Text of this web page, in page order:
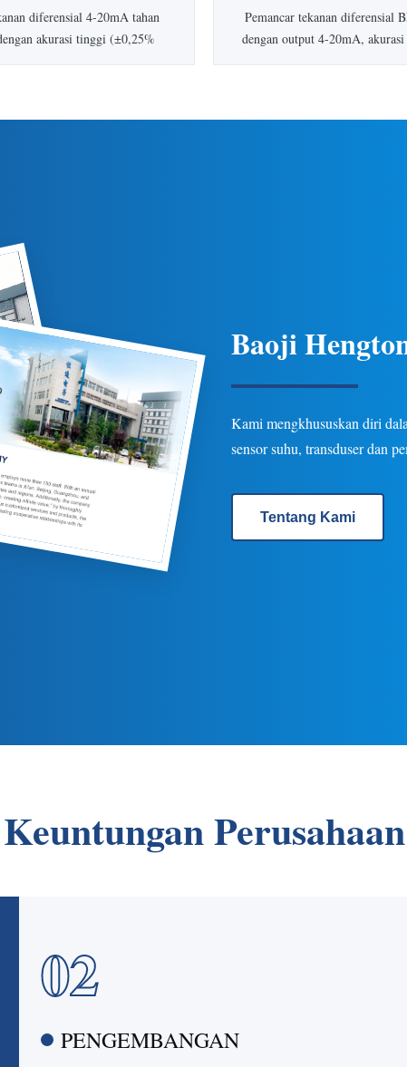
Akurasi Tinggi
diferensial 4-20mA tahan
akurasi tinggi (±0,25%
opsi keluaran/koneksi
Diferensial Air
Pemancar tekanan diferensial
dengan output 4-20mA,
industri minyak bumi, kimia,
Baoji
Kami mengkhususkan diri
sensor suhu, transduser dan
Tentang Kami
Keuntungan Perusahaan
02
PENGEMBANGAN